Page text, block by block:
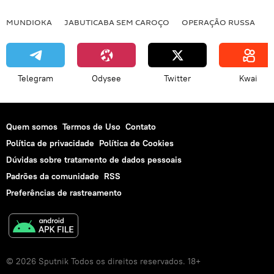
MUNDIOKA JABUTICABA SEM CAROÇO OPERAÇÃO RUSSA
Telegram Odysee Twitter Kwai
Quem somos Termos de Uso Contato
Política de privacidade Política de Cookies
Dúvidas sobre tratamento de dados pessoais
Padrões da comunidade RSS
Preferências de rastreamento
© 2026 Sputnik Todos os direitos reservados. 18+